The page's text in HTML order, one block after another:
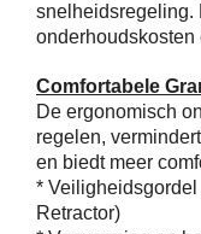
snelheidsregeling.
onderhoudskosten
Comfortabele
De ergonomisch
regelen,
en biedt meer
*
Retractor)